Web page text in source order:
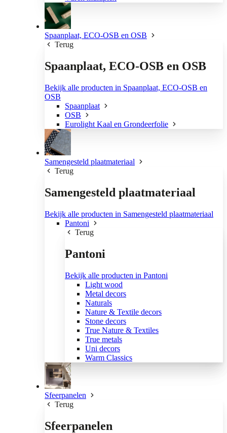
Spaanplaat, ECO-OSB en OSB
Terug
Spaanplaat, ECO-OSB en OSB
Bekijk alle producten in Spaanplaat, ECO-OSB en
OSB
Spaanplaat
OSB
Eurolight Kaal en Grondeerfolie
Samengesteld plaatmateriaal
Terug
Samengesteld plaatmateriaal
Bekijk alle producten in Samengesteld plaatmateriaal
Pantoni
Terug
Pantoni
Bekijk alle producten in Pantoni
Light wood
Metal decors
Naturals
Nature & Textile decors
Stone decors
True Nature & Textiles
True metals
Uni decors
Warm Classics
Sfeerpanelen
Terug
Sfeerpanelen